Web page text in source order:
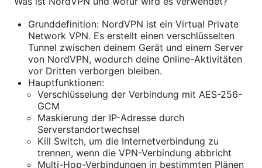
Grunddefinition: NordVPN ist ein Virtual Private
Network VPN. Es erstellt einen verschlüsselten
Tunnel zwischen deinem Gerät und einem Server
von NordVPN, wodurch deine Online-Aktivitäten
vor Dritten verborgen bleiben.
Hauptfunktionen:
Verschlüsselung der Verbindung mit AES-256-
GCM
Maskierung der IP-Adresse durch
Serverstandortwechsel
Kill Switch, um die Internetverbindung zu
trennen, wenn die VPN-Verbindung abbricht
Multi-Hop-Verbindungen in bestimmten Plänen